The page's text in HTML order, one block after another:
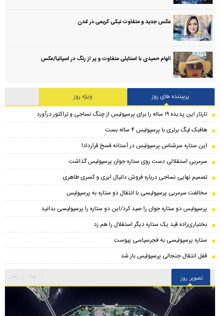
عکس جدید و متفاوت نیکی کریمی در لندن
الهام حمیدی با استایلی متفاوت و پر از رنگ در اسپانیا/عکس
پربیننده های روز
ویژه روز
تارتار این پدیده ۱۹ ساله را برای پرسپولیس از چنگ نساجی و تراکتور درآورد
هافبک لیگ برتری با پرسپولیس ۴ ساله بست
این ستاره سرشناس پرسپولیس در آستانه فسخ قرارداد!
سرمربی استقلالی دست روی ستاره جوان پرسپولیس گذاشت
تصمیم نهایی نساجی درباره فروش دانیال ایری و کسری طاهری
مخالفت سرمربی پرسپولیسی با انتقال دو ستاره به پرسپولیس
پرسپولیس دو ستاره جوان را صید کرد/این دو ستاره را پرسپولیسی بدانید
بختیاری‌زاده قید یک ستاره دیگر استقلال را هم زد
ستاره پرسپولیسی به فجرسپاسی پیوست
قفل انتقال جنجالی پرسپولیس باز شد
تصویر روز